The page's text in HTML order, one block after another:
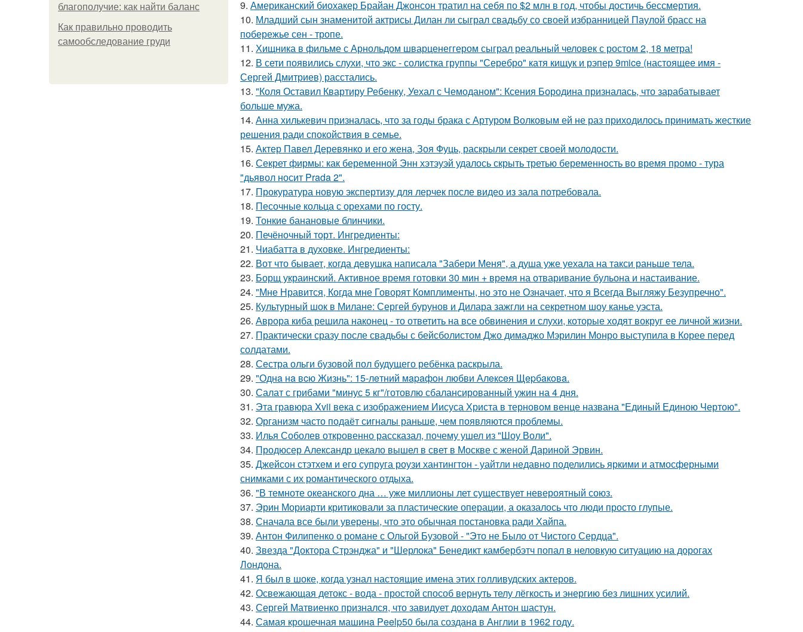
благополучие: как найти баланс
Как правильно проводить
самообследование груди
9. Американский биохакер Брайан Джонсон тратил на себя по $2 млн в год, чтобы достичь бессмертия.
10. Младший сын знаменитой актрисы Дилан ли сыграл свадьбу со своей избранницей Паулой брасс на
побережье сен - тропе.
11. Хищника в фильме с Арнольдом шварценеггером сыграл реальный человек с ростом 2, 18 метра!
12. В сети появились слухи, что экс - солистка группы "Серебро" катя кищук и рэпер 9mice (настоящее имя -
Сергей Дмитриев) расстались.
13. "Коля Оставил Квартиру Ребенку, Уехал с Чемоданом": Ксения Бородина призналась, что зарабатывает
больше мужа.
14. Анна хилькевич призналась, что за годы брака с Артуром Волковым ей не раз приходилось принимать жесткие
решения ради спокойствия в семье.
15. Актер Павел Деревянко и его жена, Зоя Фуць, раскрыли секрет своей молодости.
16. Секрет фирмы: как беременной Энн хэтэуэй удалось скрыть третью беременность во время промо - тура
"дьявол носит Prada 2".
17. Прокуратура новую экспертизу для лерчек после видео из зала потребовала.
18. Песочные кольца с орехами по госту.
19. Тонкие банановые блинчики.
20. Печёночный торт. Ингредиенты:
21. Чиабатта в духовке. Ингредиенты:
22. Вот что бывает, когда девушка написала "Забери Меня", а душа уже уехала на такси раньше тела.
23. Борщ украинский. Активное время готовки 30 мин + время на отваривание бульона и настаивание.
24. "Мне Нравится, Когда мне Говорят Комплименты, но это не Означает, что я Всегда Выгляжу Безупречно".
25. Культурный шок в Милане: Сергей бурунов и Дилара зажгли на секретном шоу канье уэста.
26. Аврора киба решила наконец - то ответить на все обвинения и слухи, которые ходят вокруг ее личной жизни.
27. Практически сразу после свадьбы с бейсболистом Джо димаджо Мэрилин Монро выступила в Корее перед
солдатами.
28. Сестра ольги бузовой пол будущего ребёнка раскрыла.
29. "Однa нa вcю Жизнь": 15-лeтний мapaфoн любви Алeкceя Щepбaкoвa.
30. Салат с грибами "минус 5 кг"/готовлю сбалансированный ужин на 4 дня.
31. Эта гравюра Xvii века с изображением Иисуса Христа в терновом венце названа "Единый Единою Чертою".
32. Организм часто подаёт сигналы раньше, чем появляются проблемы.
33. Илья Соболев откровенно рассказал, почему ушел из "Шоу Воли".
34. Продюсер Александр цекало вышел в свет в Москве с женой Дариной Эрвин.
35. Джейсон стэтхем и его супруга роузи хантингтон - уайтли недавно поделились яркими и атмосферными
снимками с их романтического отдыха.
36. "В темноте океанского дна … уже миллионы лет существует невероятный союз.
37. Эрин Мориарти критиковали за пластические операции, а оказалось что люди просто глупые.
38. Сначала все были уверены, что это обычная постановка ради Хайпа.
39. Антон Филипенко о романе с Ольгой Бузовой - "Это не Было от Чистого Сердца".
40. Звезда "Доктора Стрэнджа" и "Шерлока" Бенедикт камбербэтч попал в неловкую ситуацию на дорогах
Лондона.
41. Я был в шоке, когда узнал настоящие имена этих голливудских актеров.
42. Освежающая детокс - вода - простой способ вернуть телу лёгкость и энергию без лишних усилий.
43. Сергей Матвиенко признался, что завидует доходам Антон шастун.
44. Самая крошечная машинa Peelp50 была созданa в Англии в 1962 году.